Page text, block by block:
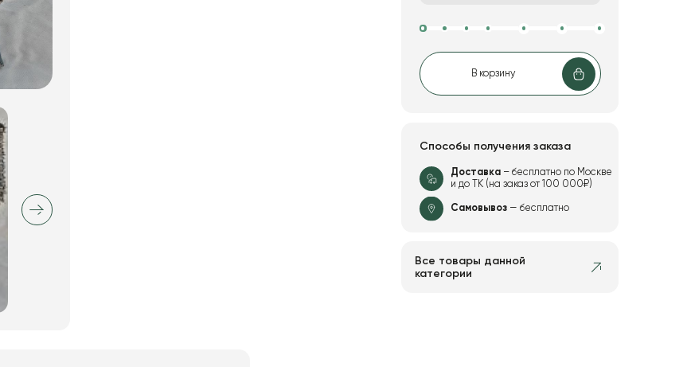
В корзину
Способы получения заказа
Доставка– бесплатно по Москве
и до ТК (на заказ от 100 000₽)
Самовывоз— бесплатно
Все товары данной
категории